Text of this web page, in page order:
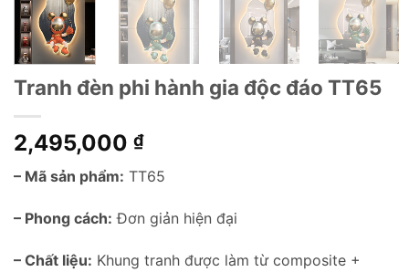
Tranh đèn phi hành gia độc đáo TT65
2,495,000 ₫
– Mã sản phẩm: TT65
– Phong cách: Đơn giản hiện đại
– Chất liệu: Khung tranh được làm từ composite +